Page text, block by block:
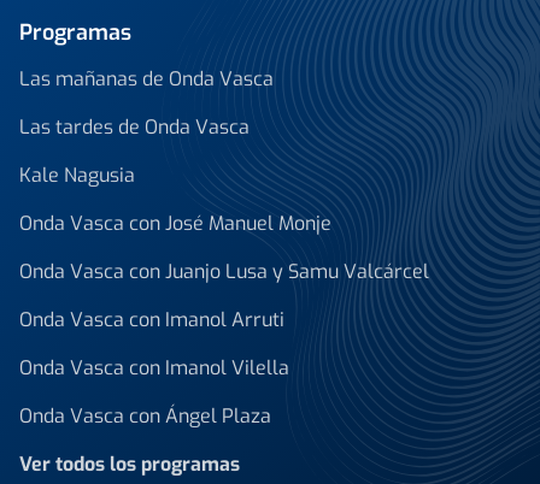
Programas
Las mañanas de Onda Vasca
Las tardes de Onda Vasca
Kale Nagusia
Onda Vasca con José Manuel Monje
Onda Vasca con Juanjo Lusa y Samu Valcárcel
Onda Vasca con Imanol Arruti
Onda Vasca con Imanol Vilella
Onda Vasca con Ángel Plaza
Ver todos los programas